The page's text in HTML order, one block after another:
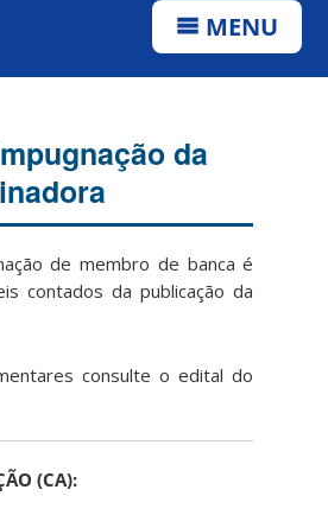
MENU
da
de membro de banca é
contados da publicação da
consulte o edital do
(CA):